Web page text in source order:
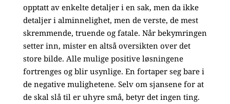
opptatt av enkelte detaljer i en sak, men da ikke
detaljer i alminnelighet, men de verste, de mest
skremmende, truende og fatale. Når bekymringen
setter inn, mister en altså oversikten over det
store bilde. Alle mulige positive løsningene
fortrenges og blir usynlige. En fortaper seg bare i
de negative mulighetene. Selv om sjansene for at
de skal slå til er uhyre små, betyr det ingen ting.